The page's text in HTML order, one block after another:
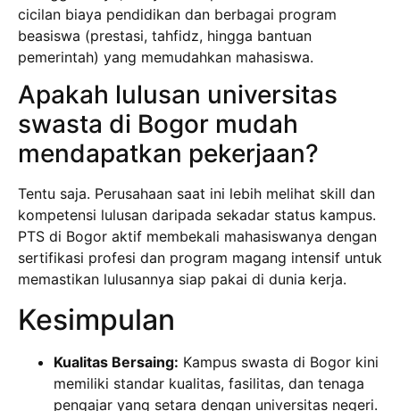
cicilan biaya pendidikan dan berbagai program
beasiswa (prestasi, tahfidz, hingga bantuan
pemerintah) yang memudahkan mahasiswa.
Apakah lulusan universitas
swasta di Bogor mudah
mendapatkan pekerjaan?
Tentu saja. Perusahaan saat ini lebih melihat skill dan
kompetensi lulusan daripada sekadar status kampus.
PTS di Bogor aktif membekali mahasiswanya dengan
sertifikasi profesi dan program magang intensif untuk
memastikan lulusannya siap pakai di dunia kerja.
Kesimpulan
Kualitas Bersaing: Kampus swasta di Bogor kini
memiliki standar kualitas, fasilitas, dan tenaga
pengajar yang setara dengan universitas negeri.